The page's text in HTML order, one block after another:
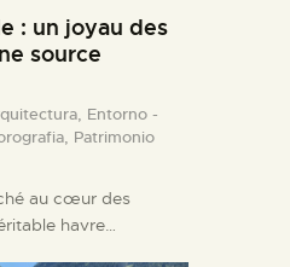
: un joyau des
source
Entorno -
Patrimonio
au cœur des
havre…